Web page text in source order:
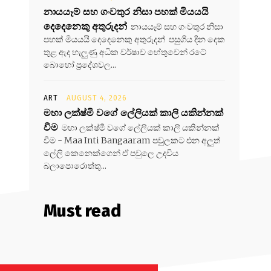
නායයෑම් සහ ගංවතුර නිසා පහක් මියයයි
දෙදෙනෙකු අතුරුදන් නායයෑම් සහ ගංවතුර නිසා
පහක් මියයයි දෙදෙනෙකු අතුරුදන් පසුගිය දින දෙක
තුළ ඇද හැලුණු අධික වර්ෂාව හේතුවෙන් රටේ
බොහෝ ප්‍රදේශවල...
ART AUGUST 4, 2026
මහා ලක්ෂ්මි වගේ ලේලියක් කාලි යකින්නක්
වීම මහා ලක්ෂ්මි වගේ ලේලියක් කාලි යකින්නක්
වීම - Maa Inti Bangaaram පවුලකට එන අලුත්
ලේලි කෙනෙක්ගෙන් ඒ පවුලෙ උදවිය
බලාපොරොත්තු...
Must read